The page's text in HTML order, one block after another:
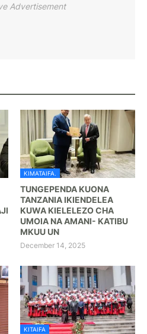
Advertisement
KIMATAIFA.
TUNGEPENDA KUONA
TANZANIA IKIENDELEA
KUWA KIELELEZO CHA
UMOIA NA AMANI- KATIBU
MKUU UN
December 14, 2025
KITAIFA